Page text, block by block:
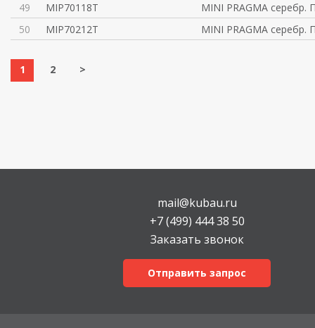
49
MIP70118T
MINI PRAGMA
50
MIP70212T MINI PRAGMA
1 2 >
mail@kubau.ru
+7 (499) 444 38 50
Заказать звонок
Отправить запрос